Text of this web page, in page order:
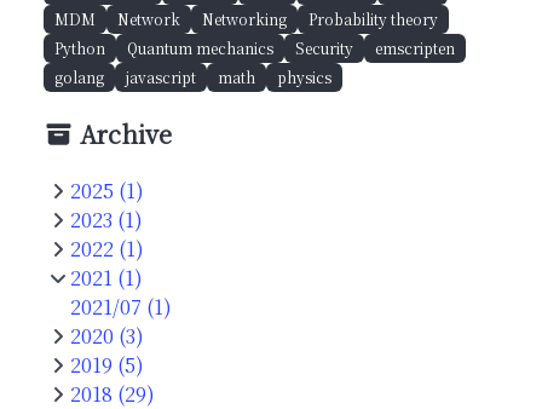
MDM
Network Networking
Probability theory
Python
Quantum mechanics Security
emscripten
golang
javascript math physics
Archive
2025 (1)
2023 (1)
2022 (1)
2021 (1)
2021/07 (1)
2020 (3)
2019 (5)
2018 (29)